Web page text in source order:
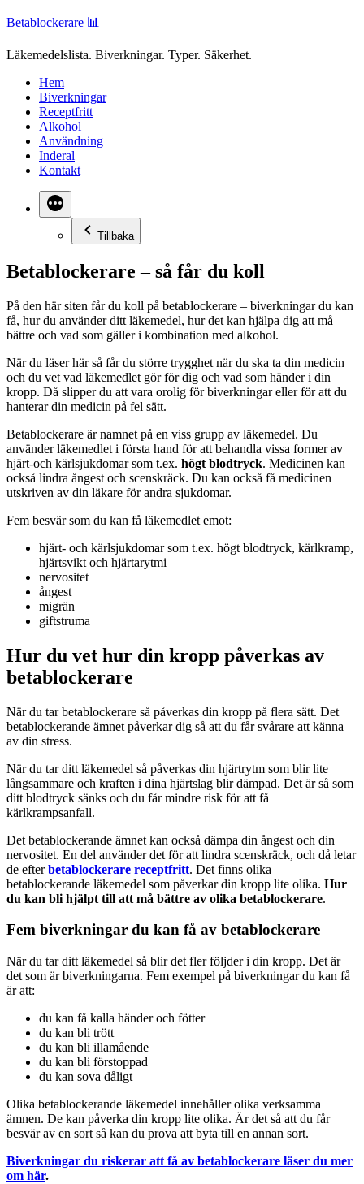
Hoppa
innehåll
Betablockerare 📊
Läkemedelslista. Biverkningar. Typer. Säkerhet.
Hem
Biverkningar
Receptfritt
Alkohol
Användning
Inderal
Kontakt
Tillbaka
Betablockerare – så får du koll
På den här siten får du koll på betablockerare – biverkningar du kan
få, hur du använder ditt läkemedel, hur det kan hjälpa dig att må
bättre och vad som gäller i kombination med alkohol.
När du läser här så får du större trygghet när du ska ta din medicin
och du vet vad läkemedlet gör för dig och vad som händer i din
kropp. Då slipper du att vara orolig för biverkningar eller för att du
hanterar din medicin på fel sätt.
Betablockerare är namnet på en viss grupp av läkemedel. Du
använder läkemedlet i första hand för att behandla vissa former av
hjärt-och kärlsjukdomar som t.ex. högt blodtryck. Medicinen kan
också lindra ångest och scenskräck. Du kan också få medicinen
utskriven av din läkare för andra sjukdomar.
Fem besvär som du kan få läkemedlet emot:
hjärt- och kärlsjukdomar som t.ex. högt blodtryck, kärlkramp,
hjärtsvikt och hjärtarytmi
nervositet
ångest
migrän
giftstruma
Hur du vet hur din kropp påverkas av
betablockerare
När du tar betablockerare så påverkas din kropp på flera sätt. Det
betablockerande ämnet påverkar dig så att du får svårare att känna
av din stress.
När du tar ditt läkemedel så påverkas din hjärtrytm som blir lite
långsammare och kraften i dina hjärtslag blir dämpad. Det är så som
ditt blodtryck sänks och du får mindre risk för att få
kärlkrampsanfall.
Det betablockerande ämnet kan också dämpa din ångest och din
nervositet. En del använder det för att lindra scenskräck, och då letar
de efterbetablockerare receptfritt. Det finns olika
betablockerande läkemedel som påverkar din kropp lite olika. Hur
du kan bli hjälpt till att må bättre av olika betablockerare.
Fem biverkningar du kan få av betablockerare
När du tar ditt läkemedel så blir det fler följder i din kropp. Det är
det som är biverkningarna. Fem exempel på biverkningar du kan få
är att:
du kan få kalla händer och fötter
du kan bli trött
du kan bli illamående
du kan bli förstoppad
du kan sova dåligt
Olika betablockerande läkemedel innehåller olika verksamma
ämnen. De kan påverka din kropp lite olika. Är det så att du får
besvär av en sort så kan du prova att byta till en annan sort.
Biverkningar du riskerar att få av betablockerare läser du mer
om här.